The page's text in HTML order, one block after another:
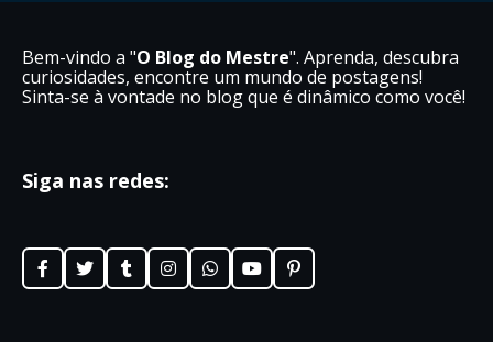
Bem-vindo a "O Blog do Mestre". Aprenda, descubra
curiosidades, encontre um mundo de postagens!
Sinta-se à vontade no blog que é dinâmico como você!
Siga nas redes: